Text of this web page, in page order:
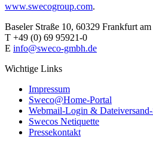
www.swecogroup.com.
Baseler Straße 10, 60329 Frankfurt
T +49 (0) 69 95921-0
E info@sweco-gmbh.de
Wichtige Links
Impressum
Sweco@Home-Portal
Webmail-Login &
Swecos Netiquette
Pressekontakt